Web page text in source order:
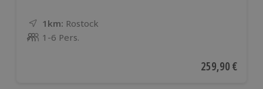
1km: Entfernung
Standort
Rostock
Anzahl der Teilnehmer
1-6 Pers.
Aktueller Preis
259,90 €